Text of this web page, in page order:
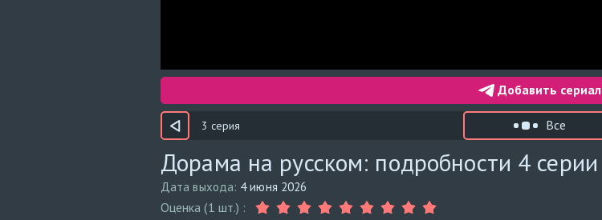
Добавить сериал
3 серия Все
Дорама на русском: подробности 4 серии
Дата выхода: 4 июня 2026
Оценка (1 шт.) :